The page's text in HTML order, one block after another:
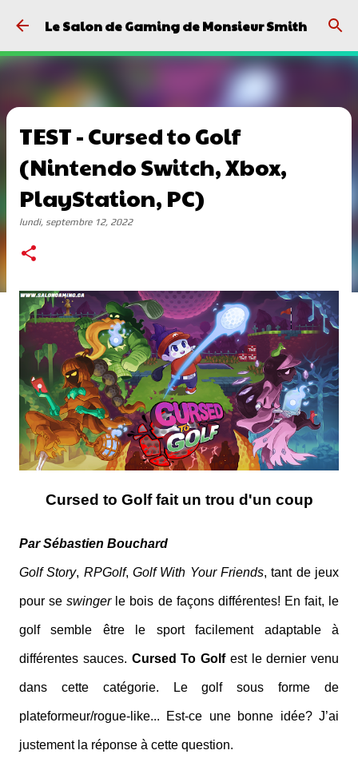
Passer au contenu principal
Le Salon de Gaming de Monsieur Smith
TEST - Cursed to Golf
(Nintendo Switch, Xbox,
PlayStation, PC)
lundi, septembre 12, 2022
Cursed to Golf fait un trou d'un coup
Par Sébastien Bouchard
Golf Story, RPGolf, Golf With Your Friends, tant de jeux
pour seswingerle bois de façons différentes! En fait, le
golf semble être le sport facilement adaptable à
différentes sauces. Cursed To Golf est le dernier venu
dans cette catégorie. Le golf sous forme de
plateformeur/rogue-like... Est-ce une bonne idée? J’ai
justement la réponse à cette question.